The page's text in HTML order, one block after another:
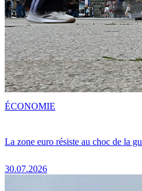
La zone euro résiste au choc de la
30.07.2026
ÉCONOMIE